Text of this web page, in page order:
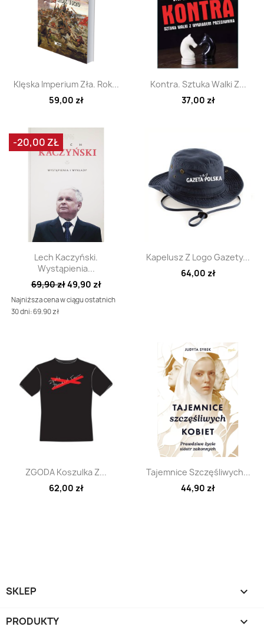
Szybki podgląd
Klęska Imperium Zła. Rok...
59,00 zł
Szybki podgląd
Kontra. Sztuka Walki Z...
37,00 zł
Szybki podgląd
Lech Kaczyński.
Wystąpienia...
69,90 zł49,90 zł
Najniższa cena w ciągu ostatnich
30 dni: 69.90 zł
-20,00 ZŁ
Szybki podgląd
Kapelusz Z Logo Gazety...
64,00 zł
Szybki podgląd
ZGODA Koszulka Z...
62,00 zł
Szybki podgląd
Tajemnice Szczęśliwych...
44,90 zł
SKLEP 
PRODUKTY 